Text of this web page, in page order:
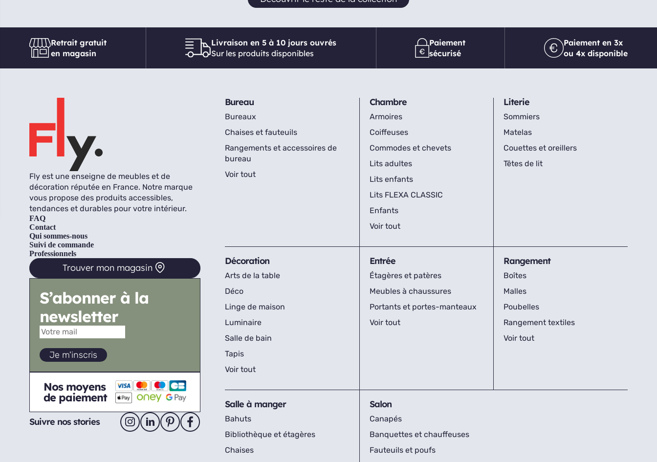
Retrait gratuit
en magasin
Livraison en 5 à 10 jours ouvrés
Sur les produits disponibles
Paiement
sécurisé
Paiement en 3x
ou 4x disponible
Fly est une enseigne de meubles et de
décoration réputée en France. Notre marque
vous propose des produits accessibles,
tendances et durables pour votre intérieur.
FAQ
Contact
Qui sommes-nous
Suivi de commande
Professionnels
Trouver mon magasin
S’abonner à la
newsletter
Nos moyens
de paiement
Suivre nos stories
Bureau
Bureaux
Chaises et fauteuils
Rangements et accessoires de
bureau
Voir tout
Chambre
Armoires
Coiffeuses
Commodes et chevets
Lits adultes
Lits enfants
Lits FLEXA CLASSIC
Enfants
Voir tout
Literie
Sommiers
Matelas
Couettes et oreillers
Têtes de lit
Décoration
Arts de la table
Déco
Linge de maison
Luminaire
Salle de bain
Tapis
Voir tout
Entrée
Étagères et patères
Meubles à chaussures
Portants et portes-manteaux
Voir tout
Rangement
Boîtes
Malles
Poubelles
Rangement textiles
Voir tout
Salle à manger
Bahuts
Bibliothèque et étagères
Chaises
Salon
Canapés
Banquettes et chauffeuses
Fauteuils et poufs